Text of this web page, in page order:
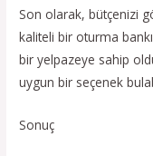
Son olarak, bütçenizi
kaliteli bir oturma
bir yelpazeye sahip
uygun bir seçenek
Sonuç